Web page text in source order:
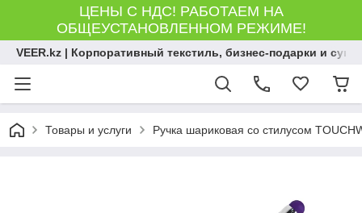
ЦЕНЫ С НДС! РАБОТАЕМ НА
ОБЩЕУСТАНОВЛЕННОМ РЕЖИМЕ!
VEER.kz | Корпоративный текстиль, бизнес-подарки и
Товары и услуги Ручка шариковая со стилусом